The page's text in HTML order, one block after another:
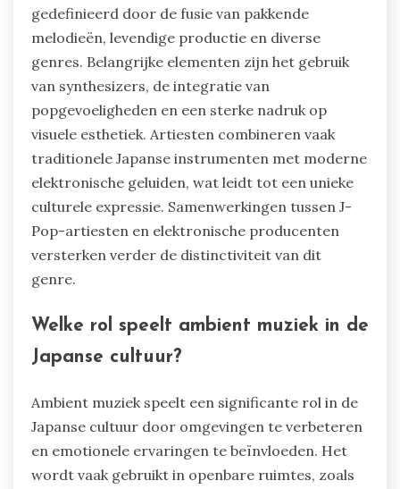
gedefinieerd door de fusie van pakkende
melodieën, levendige productie en diverse
genres. Belangrijke elementen zijn het gebruik
van synthesizers, de integratie van
popgevoeligheden en een sterke nadruk op
visuele esthetiek. Artiesten combineren vaak
traditionele Japanse instrumenten met moderne
elektronische geluiden, wat leidt tot een unieke
culturele expressie. Samenwerkingen tussen J-
Pop-artiesten en elektronische producenten
versterken verder de distinctiviteit van dit
genre.
Welke rol speelt ambient muziek in de
Japanse cultuur?
Ambient muziek speelt een significante rol in de
Japanse cultuur door omgevingen te verbeteren
en emotionele ervaringen te beïnvloeden. Het
wordt vaak gebruikt in openbare ruimtes, zoals